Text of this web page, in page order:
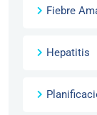
Fiebre
Hepatitis